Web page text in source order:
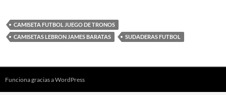
CAMISETA FUTBOL JUEGO DE TRONOS
CAMISETAS LEBRON JAMES BARATAS
SUDADERAS FUTBOL
Funciona gracias a WordPress